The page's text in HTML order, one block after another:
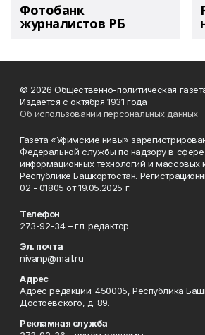
Фотобанк
журналистов РБ
© 2026 Общественно-политическая
Издаётся с октября 1931 года
Об использовании персональных данных
Газета «Уфимские нивы»
Федеральной службы по надзору в сфере
информационных технологий и массовых
Республике Башкортостан.
02 - 01805 от 19.05.2025 г.
Телефон
273-92-34 – гл. редактор
Эл. почта
nivanp@mail.ru
Адрес
Адрес редакции: 450005, Республика
Достоевского, д. 89.
Рекламная служба